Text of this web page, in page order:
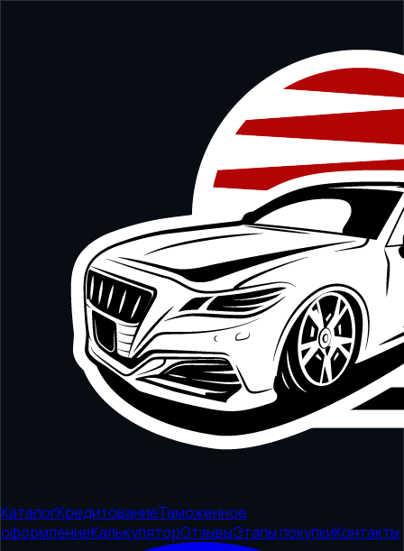
КаталогКредитованиеТаможенное
оформлениеКалькуляторОтзывыЭтапы покупкиКонтакты